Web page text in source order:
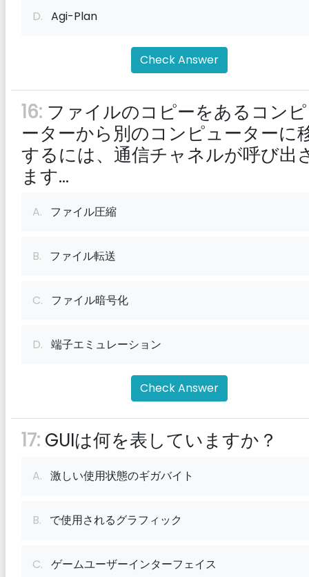
D. Agi-Plan
Check Answer
16: ファイルのコピーをあるコン
ーターから別のコンピューターに
するには、通信チャネルが呼び出
ます...
A. ファイル圧縮
B. ファイル転送
C. ファイル暗号化
D. 端子エミュレーション
Check Answer
17: GUIは何を表していますか？
A. 激しい使用状態のギガバイト
B. で使用されるグラフィック
C. ゲームユーザーインターフェイス